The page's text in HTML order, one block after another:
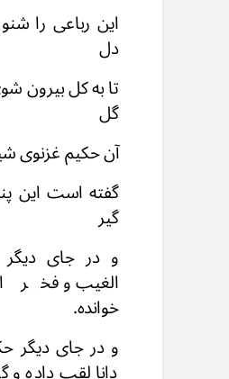
این رباعی را
دل
تا به کل بیرون
گل
آن حکیم غزنوی
گفته است این
گیر
و در جای دیگر
الغیب و فخر
خوانده.
و در جای دیگر